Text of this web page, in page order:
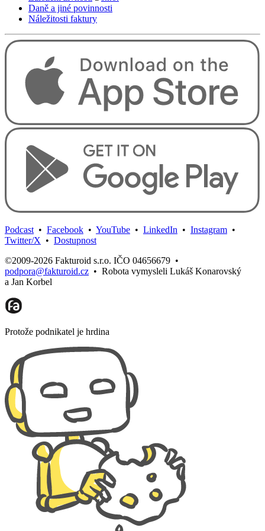
Daně a jiné povinnosti
Náležitosti faktury
Podcast • Facebook • YouTube • LinkedIn • Instagram •
Twitter/X • Dostupnost
©2009-2026 Fakturoid s.r.o. IČO 04656679 •
podpora@fakturoid.cz • Robota vymysleli Lukáš Konarovský
a Jan Korbel
Protože podnikatel je hrdina